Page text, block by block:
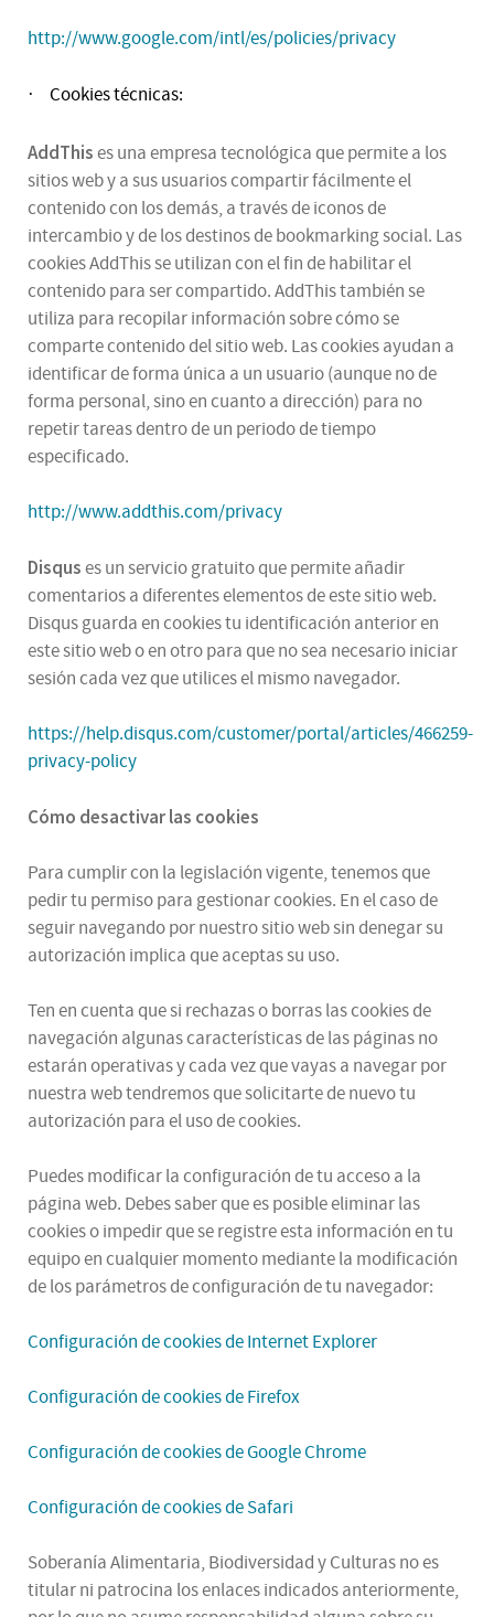
http://www.google.com/intl/es/policies/privacy
· Cookies técnicas:
AddThises una empresa tecnológica que permite a los
sitios web y a sus usuarios compartir fácilmente el
contenido con los demás, a través de iconos de
intercambio y de los destinos de bookmarking social. Las
cookies AddThis se utilizan con el fin de habilitar el
contenido para ser compartido. AddThis también se
utiliza para recopilar información sobre cómo se
comparte contenido del sitio web. Las cookies ayudan a
identificar de forma única a un usuario (aunque no de
forma personal, sino en cuanto a dirección) para no
repetir tareas dentro de un periodo de tiempo
especificado.
http://www.addthis.com/privacy
Disquses un servicio gratuito que permite añadir
comentarios a diferentes elementos de este sitio web.
Disqus guarda en cookies tu identificación anterior en
este sitio web o en otro para que no sea necesario iniciar
sesión cada vez que utilices el mismo navegador.
https://help.disqus.com/customer/portal/articles/466259-
privacy-policy
Cómo desactivar las cookies
Para cumplir con la legislación vigente, tenemos que
pedir tu permiso para gestionar cookies. En el caso de
seguir navegando por nuestro sitio web sin denegar su
autorización implica que aceptas su uso.
Ten en cuenta que si rechazas o borras las cookies de
navegación algunas características de las páginas no
estarán operativas y cada vez que vayas a navegar por
nuestra web tendremos que solicitarte de nuevo tu
autorización para el uso de cookies.
Puedes modificar la configuración de tu acceso a la
página web. Debes saber que es posible eliminar las
cookies o impedir que se registre esta información en tu
equipo en cualquier momento mediante la modificación
de los parámetros de configuración de tu navegador:
Configuración de cookies de Internet Explorer
Configuración de cookies de Firefox
Configuración de cookies de Google Chrome
Configuración de cookies de Safari
Soberanía Alimentaria, Biodiversidad y Culturas no es
titular ni patrocina los enlaces indicados anteriormente,